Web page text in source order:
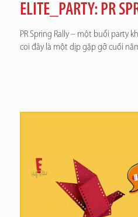
ELITE_PARTY: PR
PR Spring Rally – một buổi party
coi đây là một dịp gặp gỡ cuối